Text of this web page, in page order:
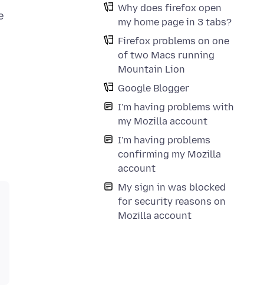
Why does firefox open
my home page in 3 tabs?
Firefox problems on one
of two Macs running
Mountain Lion
Google Blogger
I'm having problems with
my Mozilla account
I'm having problems
confirming my Mozilla
account
My sign in was blocked
for security reasons on
Mozilla account